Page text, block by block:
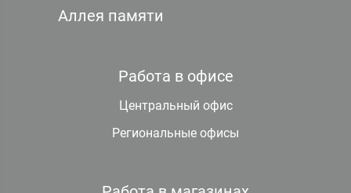
Аллея памяти
Работа в офисе
Центральный офис
Региональные офисы